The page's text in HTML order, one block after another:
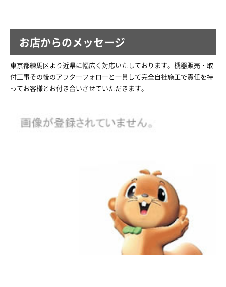
お店からのメッセージ
東京都練馬区より近県に幅広く対応いたしております。機器販売・取
付工事その後のアフターフォローと一貫して完全自社施工で責任を持
ってお客様とお付き合いさせていただきます。